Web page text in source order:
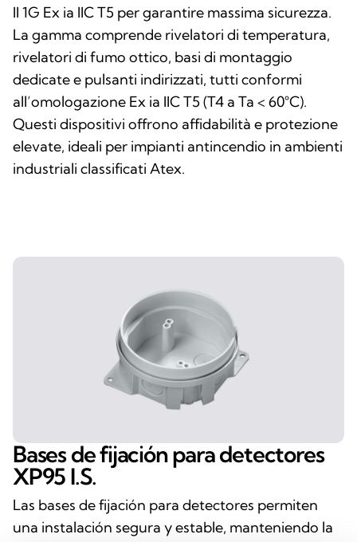
II 1G Ex ia IIC T5 per garantire massima sicurezza.
La gamma comprende rivelatori di temperatura,
rivelatori di fumo ottico, basi di montaggio
dedicate e pulsanti indirizzati, tutti conformi
all’omologazione Ex ia IIC T5 (T4 a Ta < 60°C).
Questi dispositivi offrono affidabilità e protezione
elevate, ideali per impianti antincendio in ambienti
industriali classificati Atex.
Bases de fijación para detectores
XP95 I.S.
Las bases de fijación para detectores permiten
una instalación segura y estable, manteniendo la